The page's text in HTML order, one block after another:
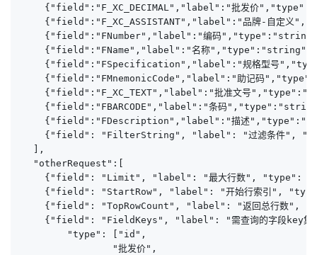
{"field":"F_XC_DECIMAL","label":"批发价
{"field":"F_XC_ASSISTANT","label":"品牌-自定义
{"field":"FNumber","label":"编码
{"field":"FName","label":"名称
{"field":"FSpecification","label":"规格型号
{"field":"FMnemonicCode","label":"助记码
{"field":"F_XC_TEXT","label":"批准文号
{"field":"FBARCODE","label":"条码
{"field":"FDescription","label":"描述
{"field": "FilterString", "label": "过滤条件",
  ],
  "otherRequest":[
{"field": "Limit", "label": "最大行数", "type":
{"field": "StartRow", "label": "开始行索引",
{"field": "TopRowCount", "label": "返回总行数",
{"field": "FieldKeys", "label": "需查询的字段key
        "type": ["id",
                "批发价",